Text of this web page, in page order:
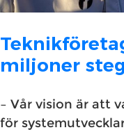
miljoner
– Vår vision är att
för